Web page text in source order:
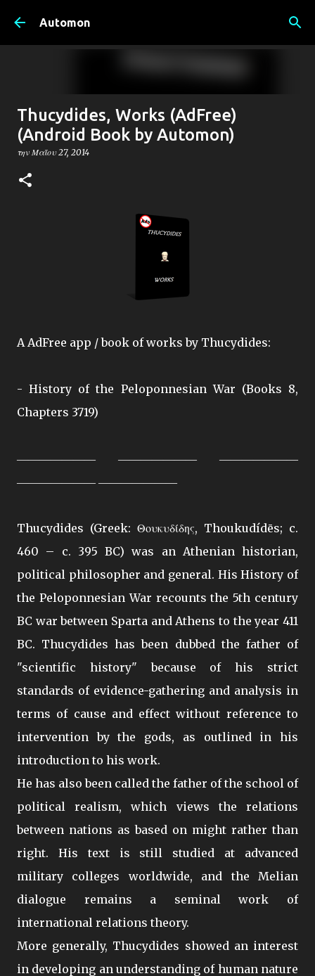
Μετάβαση στο κύριο περιεχόμενο
Automon
Thucydides, Works (AdFree)
(Android Book by Automon)
την Μαΐου 27, 2014
A AdFree app / book of works by Thucydides:
- History of the Peloponnesian War (Books 8,
Chapters 3719)
――――――― ――――――― ―――――――
――――――― ―――――――
Thucydides (Greek: Θουκυδίδης, Thoukudídēs; c.
460 – c. 395 BC) was an Athenian historian,
political philosopher and general. His History of
the Peloponnesian War recounts the 5th century
BC war between Sparta and Athens to the year 411
BC. Thucydides has been dubbed the father of
"scientific history" because of his strict
standards of evidence-gathering and analysis in
terms of cause and effect without reference to
intervention by the gods, as outlined in his
introduction to his work.
He has also been called the father of the school of
political realism, which views the relations
between nations as based on might rather than
right. His text is still studied at advanced
military colleges worldwide, and the Melian
dialogue remains a seminal work of
international relations theory.
More generally, Thucydides showed an interest
in developing an understanding of human nature